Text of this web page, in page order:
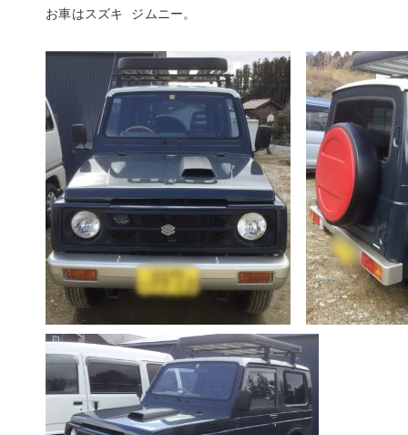
お車はスズキ ジムニー。